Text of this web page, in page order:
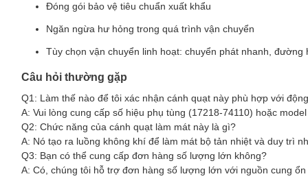
Đóng gói bảo vệ tiêu chuẩn xuất khẩu
Ngăn ngừa hư hỏng trong quá trình vận chuyển
Tùy chọn vận chuyển linh hoạt: chuyển phát nhanh,
Câu hỏi thường gặp
Q1: Làm thế nào để tôi xác nhận cánh quạt này phù hợp với
A: Vui lòng cung cấp số hiệu phụ tùng (17218-74110) hoặc
Q2: Chức năng của cánh quạt làm mát này là gì?
A: Nó tạo ra luồng không khí để làm mát bộ tản nhiệt và duy trì
Q3: Bạn có thể cung cấp đơn hàng số lượng lớn không?
A: Có, chúng tôi hỗ trợ đơn hàng số lượng lớn với nguồn cung ổn